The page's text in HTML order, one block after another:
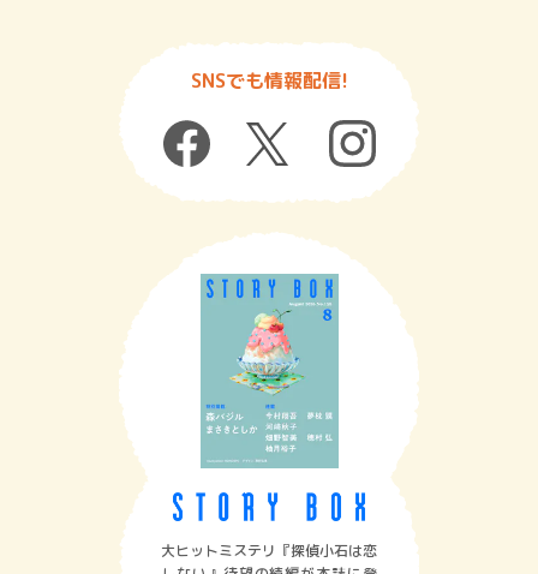
SNSでも情報配信!
大ヒットミステリ『探偵小石は恋